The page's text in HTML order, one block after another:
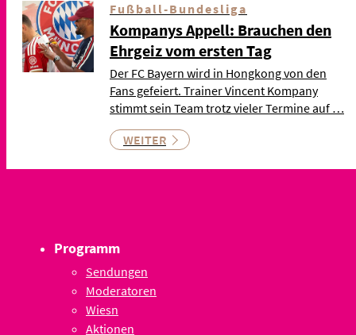
Fußball-Bundesliga
Kompanys Appell: Brauchen den
Ehrgeiz vom ersten Tag
Der FC Bayern wird in Hongkong von den
Fans gefeiert. Trainer Vincent Kompany
stimmt sein Team trotz vieler Termine auf …
WEITER
Programm
Sendungen
Moderatoren
Wiesn
Aktionen